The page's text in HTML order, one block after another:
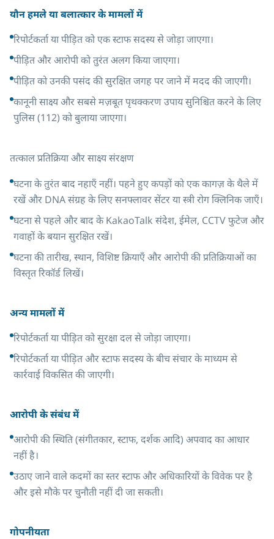
यौन हमले या बलात्कार के मामलों में
रिपोर्टकर्ता या पीड़ित को एक स्टाफ सदस्य से जोड़ा जाएगा।
पीड़ित और आरोपी को तुरंत अलग किया जाएगा।
पीड़ित को उनकी पसंद की सुरक्षित जगह पर जाने में मदद की जाएगी।
कानूनी साक्ष्य और सबसे मज़बूत पृथक्करण उपाय सुनिश्चित करने के लिए
पुलिस (112) को बुलाया जाएगा।
तत्काल प्रतिक्रिया और साक्ष्य संरक्षण
घटना के तुरंत बाद नहाएँ नहीं। पहने हुए कपड़ों को एक कागज़ के थैले में
रखें और DNA संग्रह के लिए सनफ्लावर सेंटर या स्त्री रोग क्लिनिक जाएँ।
घटना से पहले और बाद के KakaoTalk संदेश, ईमेल, CCTV फुटेज और
गवाहों के बयान सुरक्षित रखें।
घटना की तारीख, स्थान, विशिष्ट क्रियाएँ और आरोपी की प्रतिक्रियाओं का
विस्तृत रिकॉर्ड लिखें।
अन्य मामलों में
रिपोर्टकर्ता या पीड़ित को सुरक्षा दल से जोड़ा जाएगा।
रिपोर्टकर्ता या पीड़ित और स्टाफ सदस्य के बीच संचार के माध्यम से
कार्रवाई विकसित की जाएगी।
आरोपी के संबंध में
आरोपी की स्थिति (संगीतकार, स्टाफ, दर्शक आदि) अपवाद का आधार
नहीं है।
उठाए जाने वाले कदमों का स्तर स्टाफ और अधिकारियों के विवेक पर है
और इसे मौके पर चुनौती नहीं दी जा सकती।
गोपनीयता